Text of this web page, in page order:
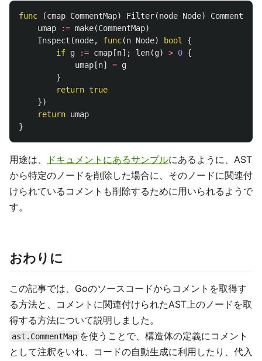
func (cmap CommentMap) Filter(node Node)
CommentMap
umap
:= make(CommentMap)
Inspect (node, func(n Node) bool
{
if g := cmap [n]; len(g) > 0 {
umap [n] = g
}
return true
})
return umap
}
用途は、 ドキュメントにあるサンプルにあるように、AST
から特定のノードを削除した場合に、そのノードに関連付
けられているコメントも削除するために用いられるようで
す。
おわりに
この記事では、Goのソースコードからコメントを取得す
る方法と、コメントに関連付けられたAST上のノードを取
得する方法について説明しました。
ast.CommentMap を使うことで、構造体の定義にコメント
として注釈をいれ、コードの自動生成に利用したり、代入